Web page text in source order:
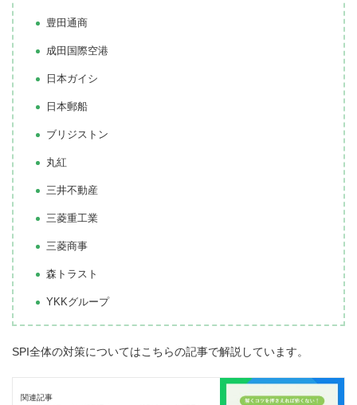
豊田通商
成田国際空港
日本ガイシ
日本郵船
ブリジストン
丸紅
三井不動産
三菱重工業
三菱商事
森トラスト
YKKグループ
SPI全体の対策についてはこちらの記事で解説しています。
関連記事